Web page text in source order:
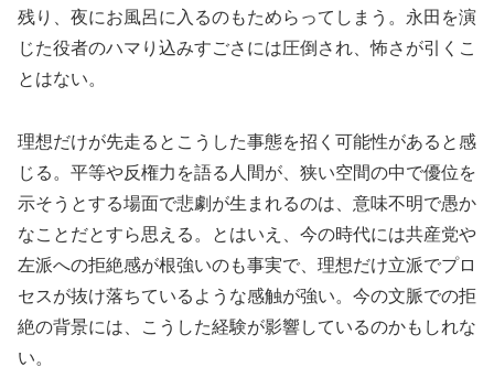
残り、夜にお風呂に入るのもためらってしまう。永田を演
じた役者のハマり込みすごさには圧倒され、怖さが引くこ
とはない。
理想だけが先走るとこうした事態を招く可能性があると感
じる。平等や反権力を語る人間が、狭い空間の中で優位を
示そうとする場面で悲劇が生まれるのは、意味不明で愚か
なことだとすら思える。とはいえ、今の時代には共産党や
左派への拒絶感が根強いのも事実で、理想だけ立派でプロ
セスが抜け落ちているような感触が強い。今の文脈での拒
絶の背景には、こうした経験が影響しているのかもしれな
い。